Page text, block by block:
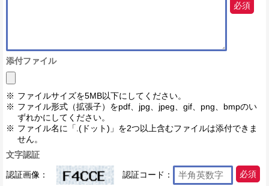
必須
添付ファイル
ファイルサイズを5MB以下にしてください。
ファイル形式（拡張子）をpdf、jpg、jpeg、gif、png、bmpのい
ずれかにしてください。
ファイル名に「.(ドット)」を2つ以上含むファイルは添付できま
せん。
文字認証
認証画像： 認証コード： 必須